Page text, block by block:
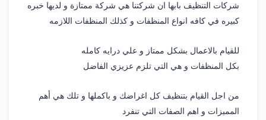
شركات التنظيف بابها ان شركتنا هي شركة ممتازة و لديها خبره
كبيره في كافه انواع المنظفات و كذلك المنظفات اللازمه
للقيام بالاعمال بشكل ممتاز و علي درايه كامله
بكل المنظفات و هي التي تلزم عزيزي الفاضل
من اجل القيام بتنظيف كل اغراضك و باكملها و تلك هي أهم
المميزات و اهم الصفات التي تنفرد